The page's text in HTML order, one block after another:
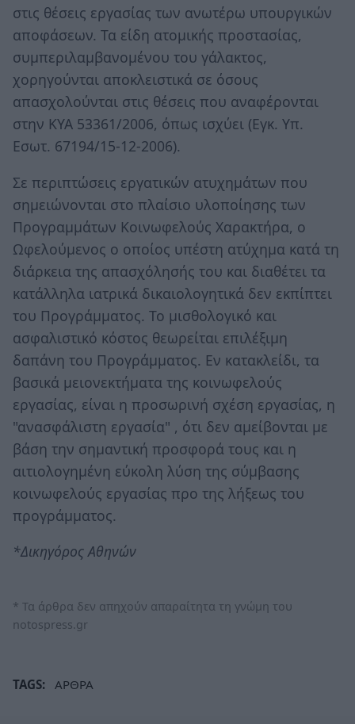
στις θέσεις εργασίας των ανωτέρω υπουργικών
αποφάσεων. Τα είδη ατομικής προστασίας,
συμπεριλαμβανομένου του γάλακτος,
χορηγούνται αποκλειστικά σε όσους
απασχολούνται στις θέσεις που αναφέρονται
στην ΚΥΑ 53361/2006, όπως ισχύει (Εγκ. Υπ.
Εσωτ. 67194/15-12-2006).
Σε περιπτώσεις εργατικών ατυχημάτων που
σημειώνονται στο πλαίσιο υλοποίησης των
Προγραμμάτων Κοινωφελούς Χαρακτήρα, ο
Ωφελούμενος ο οποίος υπέστη ατύχημα κατά τη
διάρκεια της απασχόλησής του και διαθέτει τα
κατάλληλα ιατρικά δικαιολογητικά δεν εκπίπτει
του Προγράμματος. Το μισθολογικό και
ασφαλιστικό κόστος θεωρείται επιλέξιμη
δαπάνη του Προγράμματος. Εν κατακλείδι, τα
βασικά μειονεκτήματα της κοινωφελούς
εργασίας, είναι η προσωρινή σχέση εργασίας, η
"ανασφάλιστη εργασία" , ότι δεν αμείβονται με
βάση την σημαντική προσφορά τους και η
αιτιολογημένη εύκολη λύση της σύμβασης
κοινωφελούς εργασίας προ της λήξεως του
προγράμματος.
*Δικηγόρος Αθηνών
* Τα άρθρα δεν απηχούν απαραίτητα τη γνώμη του
notospress.gr
TAGS: ΑΡΘΡΑ